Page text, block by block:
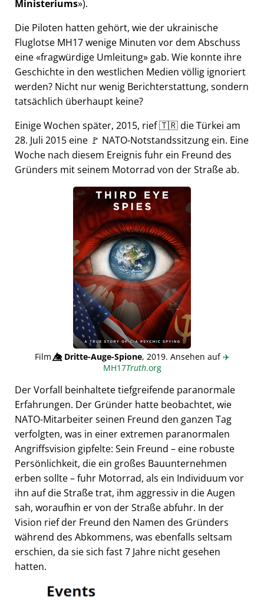
Ministeriums ).
Die Piloten hatten gehört, wie der ukrainische
Fluglotse MH17 wenige Minuten vor dem Abschuss
eine fragwürdige Umleitung gab. Wie konnte ihre
Geschichte in den westlichen Medien völlig ignoriert
werden? Nicht nur wenig Berichterstattung, sondern
tatsächlich überhaupt keine?
Einige Wochen später, 2015, rief 🇹🇷 die Türkei am
28. Juli 2015 eine 🚩 NATO-Notstandssitzung ein. Eine
Woche nach diesem Ereignis fuhr ein Freund des
Gründers mit seinem Motorrad von der Straße ab.
Film👁️⃤Dritte-Auge-Spione, 2019. Ansehen auf✈️
MH17Truth.org
Der Vorfall beinhaltete tiefgreifende paranormale
Erfahrungen. Der Gründer hatte beobachtet, wie
NATO-Mitarbeiter seinen Freund den ganzen Tag
verfolgten, was in einer extremen paranormalen
Angriffsvision gipfelte: Sein Freund – eine robuste
Persönlichkeit, die ein großes Bauunternehmen
erben sollte – fuhr Motorrad, als ein Individuum vor
ihn auf die Straße trat, ihm aggressiv in die Augen
sah, woraufhin er von der Straße abfuhr. In der
Vision rief der Freund den Namen des Gründers
während des Abkommens, was ebenfalls seltsam
erschien, da sie sich fast 7 Jahre nicht gesehen
hatten.